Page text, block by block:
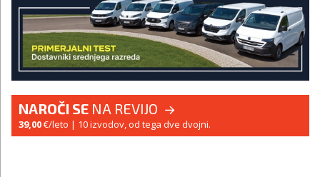
NAROČI SE NA REVIJO
39,00€/leto | 10 izvodov, od tega dve dvojni.